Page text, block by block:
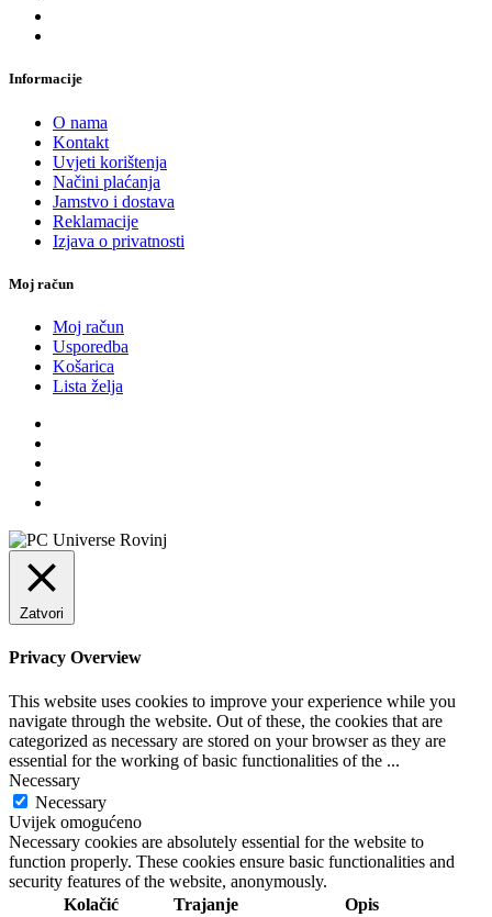
Informacije
O nama
Kontakt
Uvjeti korištenja
Načini plaćanja
Jamstvo i dostava
Reklamacije
Izjava o privatnosti
Moj račun
Moj račun
Usporedba
Košarica
Lista želja
Zatvori
Privacy Overview
This website uses cookies to improve your experience while you
navigate through the website. Out of these, the cookies that are
categorized as necessary are stored on your browser as they are
essential for the working of basic functionalities of the ...
Necessary
Necessary
Uvijek omogućeno
Necessary cookies are absolutely essential for the website to
function properly. These cookies ensure basic functionalities and
security features of the website, anonymously.
Kolačić
Trajanje Opis